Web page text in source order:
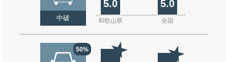
中破
5.0 5.0
和歌山県 全国
50%